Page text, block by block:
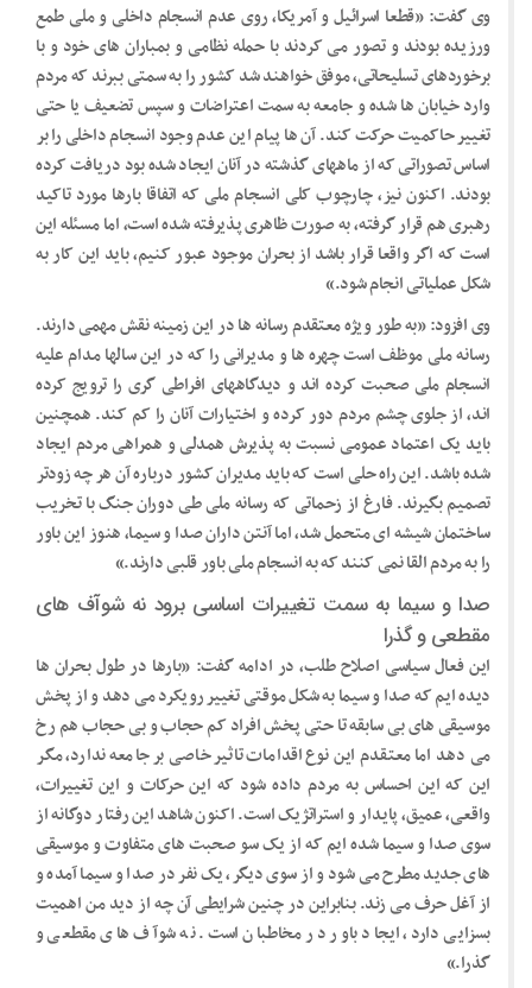
وی گفت: «قطعا اسرائیل و آمریکا، روی عدم انسجام داخلی و ملی طمع
ورزیده بودند و تصور می کردند با حمله نظامی و بمباران های خود و با
برخوردهای تسلیحاتی، موفق خواهند شد کشور را به سمتی ببرند که مردم
وارد خیابان ها شده و جامعه به سمت اعتراضات و سپس تضعیف یا حتی
تغییر حاکمیت حرکت کند. آن ها پیام این عدم وجود انسجام داخلی را بر
اساس تصوراتی که از ماههای گذشته در آنان ایجاد شده بود دریافت کرده
بودند. اکنون نیز، چارچوب کلی انسجام ملی که اتفاقا بارها مورد تاکید
رهبری هم قرار گرفته، به صورت ظاهری پذیرفته شده است، اما مسئله این
است که اگر واقعا قرار باشد از بحران موجود عبور کنیم، باید این کار به
شکل عملیاتی انجام شود.»
وی افزود: «به طور ویژه معتقدم رسانه ها در این زمینه نقش مهمی دارند.
رسانه ملی موظف است چهره ها و مدیرانی را که در این سالها مدام علیه
انسجام ملی صحبت کرده اند و دیدگاههای افراطی گری را ترویج کرده
اند، از جلوی چشم مردم دور کرده و اختیارات آنان را کم کند. همچنین
باید یک اعتماد عمومی نسبت به پذیرش همدلی و همراهی مردم ایجاد
شده باشد. این راه حلی است که باید مدیران کشور درباره آن هر چه زودتر
تصمیم بگیرند. فارغ از زحماتی که رسانه ملی طی دوران جنگ با تخریب
ساختمان شیشه ای متحمل شد، اما آنتن داران صدا و سیما، هنوز این باور
را به مردم القا نمی کنند که به انسجام ملی باور قلبی دارند.»
صدا و سیما به سمت تغییرات اساسی برود نه شوآف های
مقطعی و گذرا
این فعال سیاسی اصلاح طلب، در ادامه گفت: «بارها در طول بحران ها
دیده ایم که صدا و سیما به شکل موقتی تغییر رویکرد می دهد و از پخش
موسیقی های بی سابقه تا حتی پخش افراد کم حجاب و بی حجاب هم رخ
می دهد اما معتقدم این نوع اقدامات تاثیر خاصی بر جامعه ندارد، مگر
این که این احساس به مردم داده شود که این حرکات و این تغییرات،
واقعی، عمیق، پایدار و استراتژیک است. اکنون شاهد این رفتار دوگانه از
سوی صدا و سیما شده ایم که از یک سو صحبت های متفاوت و موسیقی
های جدید مطرح می شود و از سوی دیگر، یک نفر در صدا و سیما آمده و
از آغل حرف می زند. بنابراین در چنین شرایطی آن چه از دید من اهمیت
بسزایی دارد، ایجاد باور در مخاطبان است. نه شوآف های مقطعی و
گذرا.»